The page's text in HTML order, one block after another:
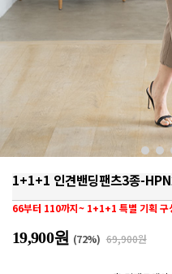
1+1+1 인견밴딩팬츠3종-
66부터 110까지~ 1+1+1 특별 기획 구
19,900원 (72%) 69,900원